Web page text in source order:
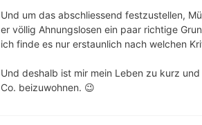
Und um das abschliessend festzustellen,
er völlig Ahnungslosen ein paar richtige
ich finde es nur erstaunlich nach welchen
Und deshalb ist mir mein Leben zu kurz
Co. beizuwohnen. 😉